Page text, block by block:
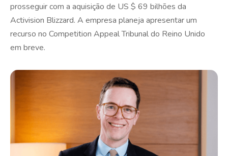
prosseguir com a aquisição de US $ 69 bilhões da
Activision Blizzard. A empresa planeja apresentar um
recurso no Competition Appeal Tribunal do Reino Unido
em breve.